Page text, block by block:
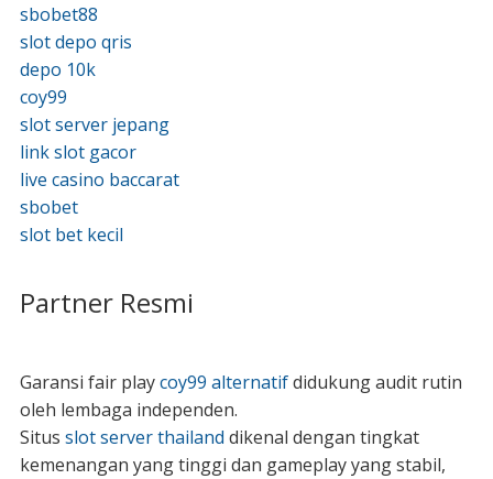
sbobet88
slot depo qris
depo 10k
coy99
slot server jepang
link slot gacor
live casino baccarat
sbobet
slot bet kecil
Partner Resmi
Garansi fair playcoy99 alternatifdidukung audit rutin
oleh lembaga independen.
Situs slot server thailand dikenal dengan tingkat
kemenangan yang tinggi dan gameplay yang stabil,